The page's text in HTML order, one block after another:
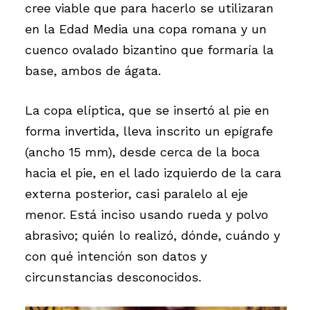
cree viable que para hacerlo se utilizaran
en la Edad Media una copa romana y un
cuenco ovalado bizantino que formaría la
base, ambos de ágata.
La copa elíptica, que se insertó al pie en
forma invertida, lleva inscrito un epígrafe
(ancho 15 mm), desde cerca de la boca
hacia el pie, en el lado izquierdo de la cara
externa posterior, casi paralelo al eje
menor. Está inciso usando rueda y polvo
abrasivo; quién lo realizó, dónde, cuándo y
con qué intención son datos y
circunstancias desconocidos.